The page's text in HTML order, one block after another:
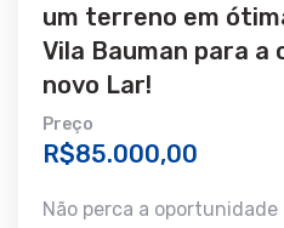
um terreno em
Vila Bauman para a
novo Lar!
Preço
R$85.000,00
Não perca a